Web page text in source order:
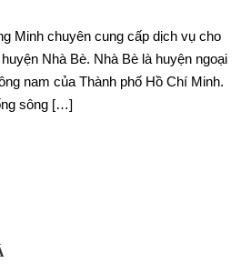
Minh chuyên cung cấp dịch vụ cho
Nhà Bè. Nhà Bè là huyện ngoại
nam của Thành phố Hồ Chí Minh.
sông […]